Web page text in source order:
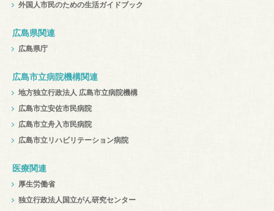
外国人市民のための生活ガイドブック
広島県関連
広島県庁
広島市立病院機構関連
地方独立行政法人 広島市立病院機構
広島市立安佐市民病院
広島市立舟入市民病院
広島市立リハビリテーション病院
医療関連
厚生労働省
独立行政法人国立がん研究センター